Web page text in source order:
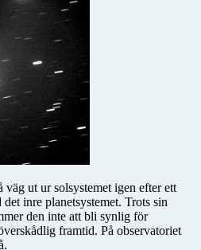
ut ur solsystemet igen efter ett
inre planetsystemet. Trots sin
den inte att bli synlig för
framtid. På observatoriet